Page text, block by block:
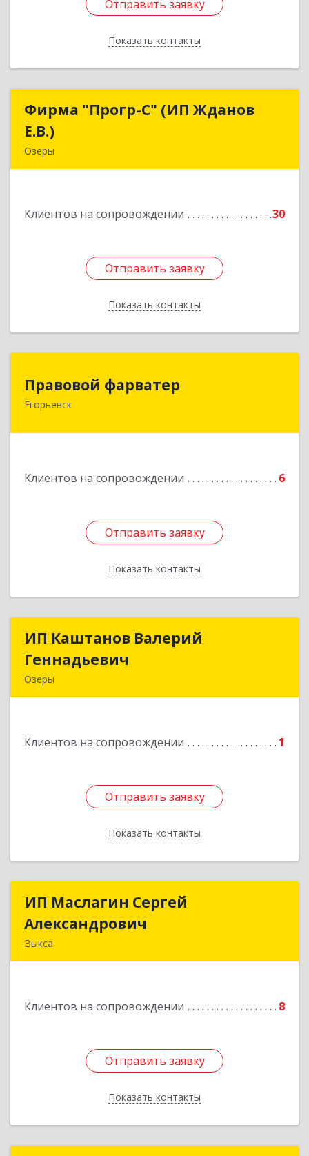
Отправить заявку
Показать контакты
Отправить заявку
Назад
Фирма "Прогр-С" (ИП Жданов
Е.В.)
Озеры
Клиентов на сопровождении 30
Отправить заявку
Показать контакты
Фирма "Прогр-С" (ИП Жданов
Подробнее
Отправить заявку
Назад
Правовой фарватер
Егорьевск
Клиентов на сопровождении 6
Отправить заявку
Показать контакты
Отправить заявку
Назад
ИП Каштанов Валерий
Геннадьевич
Озеры
Клиентов на сопровождении 1
Отправить заявку
Показать контакты
ИП Каштанов Валерий
Подробнее
Отправить заявку
Назад
ИП Маслагин Сергей
Александрович
Выкса
Клиентов на сопровождении 8
Отправить заявку
Показать контакты
ИП Маслагин Сергей
Подробнее
Отправить заявку
Назад